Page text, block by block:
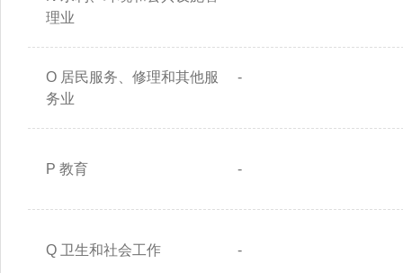
理业
O 居民服务、修理和其他服
务业
-
P 教育 -
Q 卫生和社会工作 -